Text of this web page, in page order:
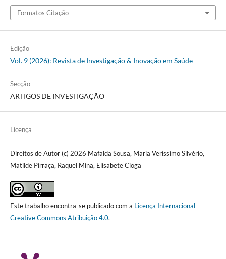
Formatos Citação
Edição
Vol. 9 (2026): Revista de Investigação & Inovação em Saúde
Secção
ARTIGOS DE INVESTIGAÇÃO
Licença
Direitos de Autor (c) 2026 Mafalda Sousa, Maria Veríssimo Silvério,
Matilde Pirraça, Raquel Mina, Elisabete Cioga
Este trabalho encontra-se publicado com a Licença Internacional
Creative Commons Atribuição 4.0.